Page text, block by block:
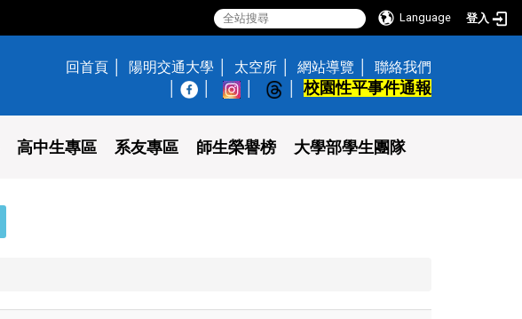
Language 登入
回首頁 陽明交通大學 太空所 網站導覽
聯絡我們
校園性平事件通報
高中生專區 系友專區 師生榮譽榜 大學部學生團隊